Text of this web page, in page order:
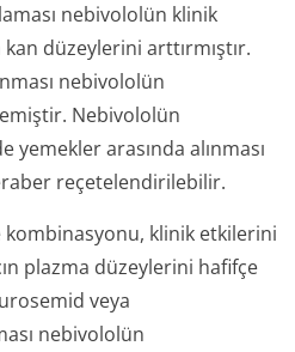
nebivololün klinik
düzeylerini arttırmıştır.
nebivololün
Nebivololün
arasında alınması
reçetelendiri­lebilir.
klinik etkilerini
plazma düzeylerini hafifçe
veya
nebivololün